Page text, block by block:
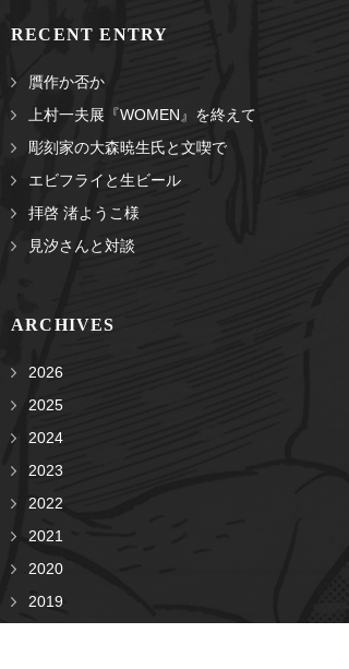
RECENT ENTRY
贋作か否か
上村一夫展『WOMEN』を終えて
彫刻家の大森暁生氏と文喫で
エビフライと生ビール
拝啓 渚ようこ様
見汐さんと対談
ARCHIVES
2026
2025
2024
2023
2022
2021
2020
2019